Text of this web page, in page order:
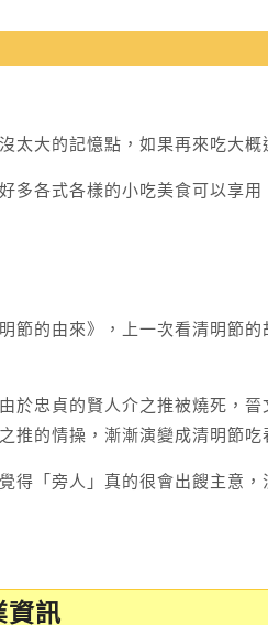
太大的記憶點，如果再來吃大
多各式各樣的小吃美食可以享用
節的由來》，上一次看清明節
於忠貞的賢人介之推被燒死，
推的情操，漸漸演變成清明節吃
得「旁人」真的很會出餿主意
資訊